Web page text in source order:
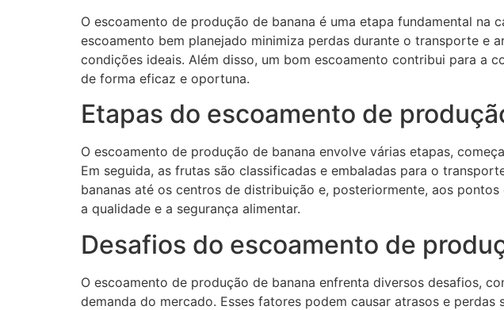
O escoamento de produção de banana é uma etapa fundamental
escoamento bem planejado minimiza perdas durante o transporte e
condições ideais. Além disso, um bom escoamento contribui para a
de forma eficaz e oportuna.
Etapas do escoamento de
O escoamento de produção de banana envolve várias etapas,
Em seguida, as frutas são classificadas e embaladas para o
bananas até os centros de distribuição e, posteriormente, aos
a qualidade e a segurança alimentar.
Desafios do escoamento de
O escoamento de produção de banana enfrenta diversos desafios,
demanda do mercado. Esses fatores podem causar atrasos e